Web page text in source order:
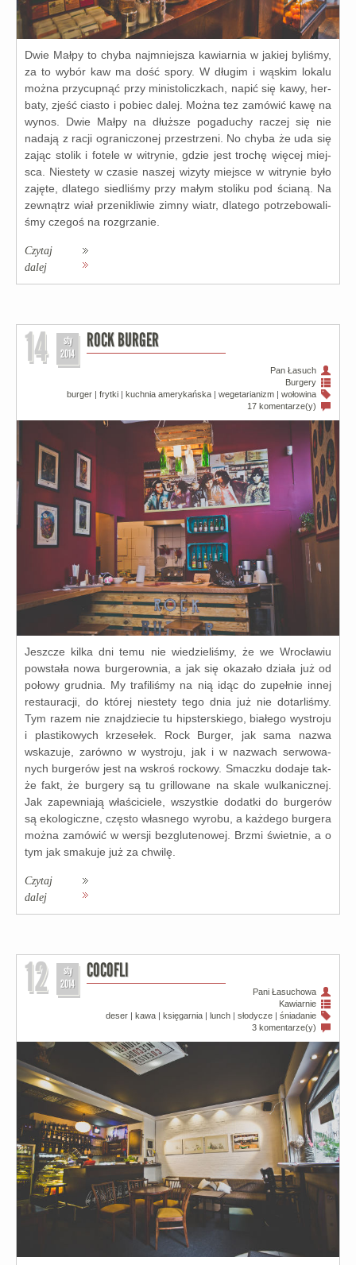
Dwie Małpy to chy­ba naj­mniej­sza kawiar­nia w jakiej byli­śmy,
za to wybór kaw ma dość spo­ry. W dłu­gim i wąskim loka­lu
moż­na przy­cup­nąć przy mini­sto­licz­kach, napić się kawy, her­
ba­ty, zjeść cia­sto i pobiec dalej. Można tez zamó­wić kawę na
wynos. Dwie Małpy na dłuż­sze poga­du­chy raczej się nie
nada­ją z racji ogra­ni­czo­nej prze­strze­ni. No chy­ba że uda się
zając sto­lik i fote­le w witry­nie, gdzie jest tro­chę wię­cej miej­
sca. Niestety w cza­sie naszej wizy­ty miej­sce w witry­nie było
zaję­te, dla­te­go sie­dli­śmy przy małym sto­li­ku pod ścia­ną. Na
zewnątrz wiał prze­ni­kli­wie zim­ny wiatr, dla­te­go potrze­bo­wa­li­
śmy cze­goś na roz­grza­nie.
Czytaj
dalej
14
sty
2014
ROCK BURGER
Pan Łasuch
Burgery
burger
frytki kuchnia amerykańska wegetarianizm
wołowina
17 komentarze(y)
Jeszcze kil­ka dni temu nie wie­dzie­li­śmy, że we Wrocławiu
powsta­ła nowa bur­ge­row­nia, a jak się oka­za­ło dzia­ła już od
poło­wy grud­nia. My tra­fi­li­śmy na nią idąc do zupeł­nie innej
restau­ra­cji, do któ­rej nie­ste­ty tego dnia już nie dotar­li­śmy.
Tym razem nie znaj­dzie­cie tu hip­ster­skie­go, bia­łe­go wystro­ju
i pla­sti­ko­wych krze­se­łek. Rock Burger, jak sama nazwa
wska­zu­je, zarów­no w wystro­ju, jak i w nazwach ser­wo­wa­
nych bur­ge­rów jest na wskroś roc­ko­wy. Smaczku doda­je tak­
że fakt, że bur­ge­ry są tu gril­lo­wa­ne na ska­le wul­ka­nicz­nej.
Jak zapew­nia­ją wła­ści­cie­le, wszyst­kie dodat­ki do bur­ge­rów
są eko­lo­gicz­ne, czę­sto wła­sne­go wyro­bu, a każ­de­go bur­ge­ra
moż­na zamó­wić w wer­sji bez­glu­te­no­wej. Brzmi świet­nie, a o
tym jak sma­ku­je już za chwi­lę.
Czytaj
dalej
12
sty
2014
COCOFLI
Pani Łasuchowa
Kawiarnie
deser | kawa | księgarnia | lunch | słodycze | śniadanie
3 komentarze(y)